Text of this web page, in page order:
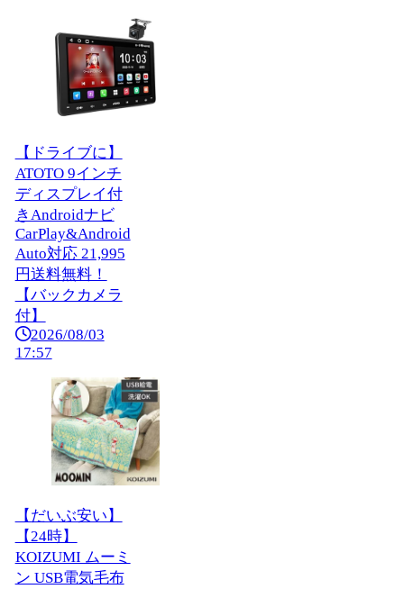
【ドライブに】
ATOTO 9インチ
ディスプレイ付
きAndroidナビ
CarPlay&Android
Auto対応 21,995
円送料無料！
【バックカメラ
付】
2026/08/03
17:57
【だいぶ安い】
【24時】
KOIZUMI ムーミ
ン USB電気毛布